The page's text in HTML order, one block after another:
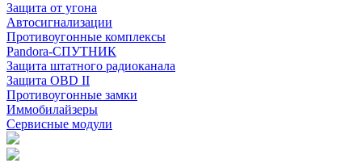
Защита от угона
Автосигнализации
Противоугонные комплексы
Pandora-СПУТНИК
Защита штатного радиоканала
Защита OBD II
Противоугонные замки
Иммобилайзеры
Сервисные модули